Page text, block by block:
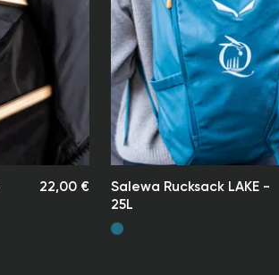
an die von Ihnen
beträgt in der Regel bis zu 10
In Ausnahmefällen kann
bei nachbestellten Artikeln, die zum
nicht vorrätig sind, 10 Tage
Versandzeiten sind indikativ und gelten
des Versands.
Luxury Resorts übernimmt keine
bei der Anlieferung –
22,00 €
Salewa Rucksack LAKE -
25L